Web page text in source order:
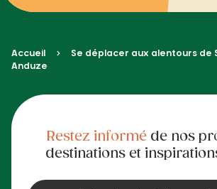
Accueil
Se déplacer aux alentours de
Anduze
Restez informéde nos
destinations et